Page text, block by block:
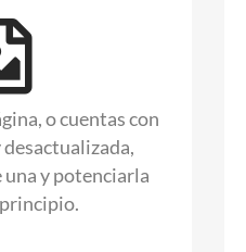
o cuentas con
y potenciarla